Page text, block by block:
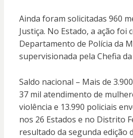
Ainda foram solicitadas 960
Justiça. No Estado, a ação foi
Departamento de Polícia da
supervisionada pela Chefia da
Saldo nacional – Mais de
37 mil atendimento de
violência e 13.990 policiais
nos 26 Estados e no Distrito
resultado da segunda edição